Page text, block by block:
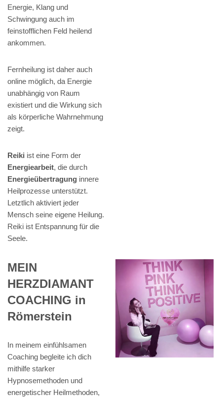
Energie, Klang und
Schwingung auch im
feinstofflichen Feld heilend
ankommen.
Fernheilung ist daher auch
online möglich, da Energie
unabhängig von Raum
existiert und die Wirkung sich
als körperliche Wahrnehmung
zeigt.
Reiki ist eine Form der
Energiearbeit, die durch
Energieübertragung innere
Heilprozesse unterstützt.
Letztlich aktiviert jeder
Mensch seine eigene Heilung.
Reiki ist Entspannung für die
Seele.
MEIN
HERZDIAMANT
COACHING in
Römerstein
In meinem einfühlsamen
Coaching begleite ich dich
mithilfe starker
Hypnosemethoden und
energetischer Heilmethoden,